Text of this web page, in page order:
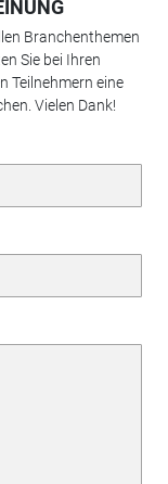
Branchenthemen
Sie bei Ihren
Teilnehmern eine
Vielen Dank!